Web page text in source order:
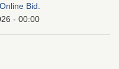
Bid.
- 00:00